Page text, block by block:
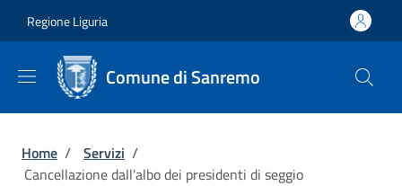
Regione Liguria
Comune di Sanremo
Briciole di pane
Home / Servizi /
Cancellazione dall'albo dei presidenti di seggio